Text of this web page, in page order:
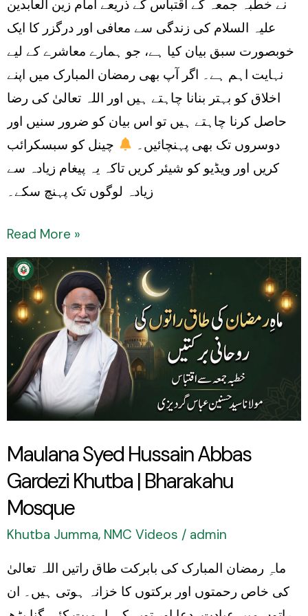
نے خطبہ جمعہ کے اقتباس کے ذریعے امام زین العابدین
علیہ السلام کی زندگی سے معافی اور درگزر کا ایک
خوبصورت سبق بیان کیا ہے، جو ہمارے معاشرے کے لیے
نہایت اہم ہے۔ اگر آپ بھی رمضان المبارک میں اپنے
اخلاق کو بہتر بنانا چاہتے ہیں اور اللہ تعالیٰ کی رضا
حاصل کرنا چاہتے ہیں تو اس بیان کو ضرور سنیں اور
دوسروں تک بھی پہنچائیں۔
چینل کو سبسکرائب
کریں اور ویڈیو کو شیئر کریں تاکہ یہ پیغام زیادہ سے
زیادہ لوگوں تک پہنچ سکے۔
Juma
Read More »
Maulana Syed Hussain Abbas
Gardezi Khutba | Bharakahu
Mosque
Khutba Jumma, NMC Videos / admin
ماہِ رمضان المبارک کی بابرکت طاق راتیں اللہ تعالیٰ
کی خاص رحمتوں اور برکتوں کا خزانہ ہوتی ہیں۔ ان
Maulana
Syed
Hussain
Abbas
Gardezi
Khutba
Mosque